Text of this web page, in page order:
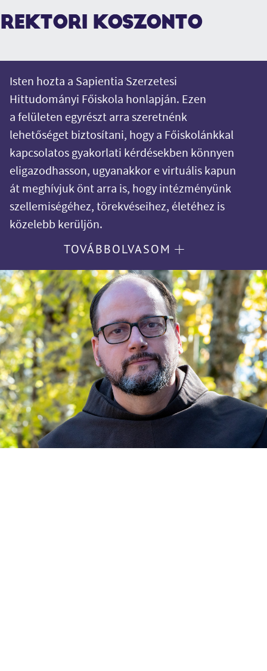
REKTORI KÖSZÖNTŐ
Isten hozta a Sapientia Szerzetesi
Hittudományi Főiskola honlapján. Ezen
a felületen egyrészt arra szeretnénk
lehetőséget biztosítani, hogy a Főiskolánkkal
kapcsolatos gyakorlati kérdésekben könnyen
eligazodhasson, ugyanakkor e virtuális kapun
át meghívjuk önt arra is, hogy intézményünk
szellemiségéhez, törekvéseihez, életéhez is
közelebb kerüljön.
TOVÁBBOLVASOM